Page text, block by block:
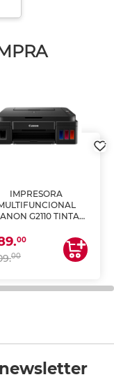
IMPRESORA
G2110 TINTA
00
00